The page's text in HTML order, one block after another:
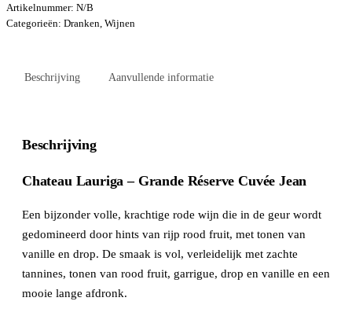
Artikelnummer: N/B
Categorieën: Dranken Wijnen
Beschrijving Aanvullende informatie
Beschrijving
Chateau Lauriga – Grande Réserve Cuvée Jean
Een bijzonder volle, krachtige rode wijn die in de geur wordt
gedomineerd door hints van rijp rood fruit, met tonen van
vanille en drop. De smaak is vol, verleidelijk met zachte
tannines, tonen van rood fruit, garrigue, drop en vanille en een
mooie lange afdronk.